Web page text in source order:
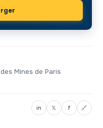
Mines de Paris
in 𝕏 f 🔗